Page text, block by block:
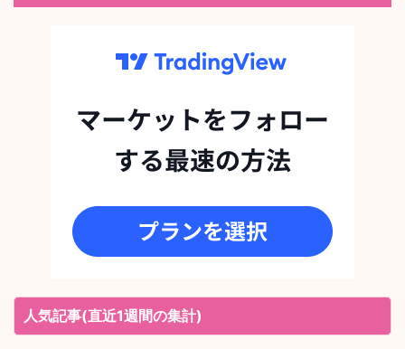
人気記事(直近1週間の集計)